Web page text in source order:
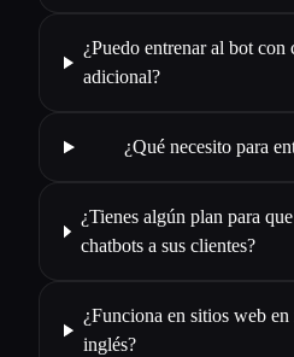
¿Puedo entrenar al bot con
adicional?
¿Qué necesito para
¿Tienes algún plan para
chatbots a sus clientes?
¿Funciona en sitios web
inglés?